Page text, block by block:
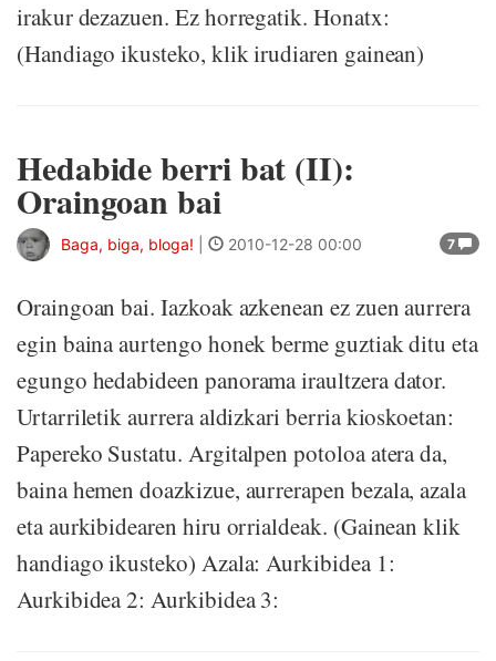
irakur dezazuen. Ez horregatik. Honatx:
(Handiago ikusteko, klik irudiaren gainean)
Hedabide berri bat (II):
Oraingoan bai
7
Baga, biga, bloga! 2010-12-28 00:00
Oraingoan bai. Iazkoak azkenean ez zuen aurrera
egin baina aurtengo honek berme guztiak ditu eta
egungo hedabideen panorama iraultzera dator.
Urtarriletik aurrera aldizkari berria kioskoetan:
Papereko Sustatu. Argitalpen potoloa atera da,
baina hemen doazkizue, aurrerapen bezala, azala
eta aurkibidearen hiru orrialdeak. (Gainean klik
handiago ikusteko) Azala: Aurkibidea 1:
Aurkibidea 2: Aurkibidea 3: